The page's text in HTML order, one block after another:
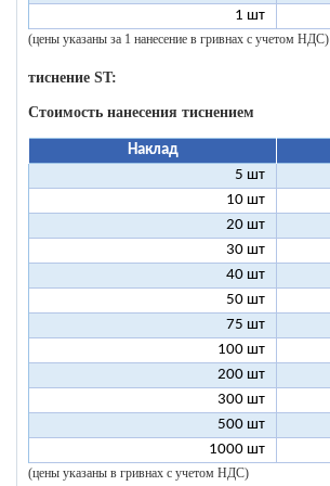
1 шт
(цены указаны за 1 нанесение в гривнах с учетом НДС)
тиснение ST:
Стоимость нанесения тиснением
Наклад
5 шт
10 шт
20 шт
30 шт
40 шт
50 шт
75 шт
100 шт
200 шт
300 шт
500 шт
1000 шт
(цены указаны в гривнах с учетом НДС)